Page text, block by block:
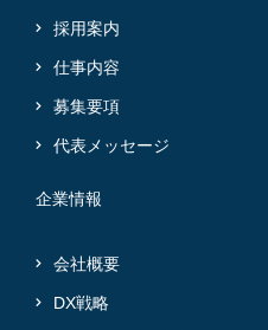
採用案内
仕事内容
募集要項
代表メッセージ
企業情報
会社概要
DX戦略